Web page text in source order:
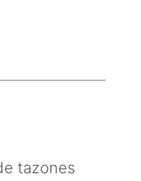
tazones